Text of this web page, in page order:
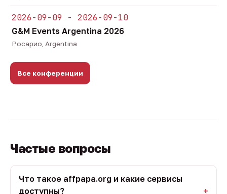
2026-09-09 - 2026-09-10
G&M Events Argentina 2026
Росарио, Argentina
Все конференции
Частые вопросы
Что такое affpapa.org и какие сервисы
доступны?